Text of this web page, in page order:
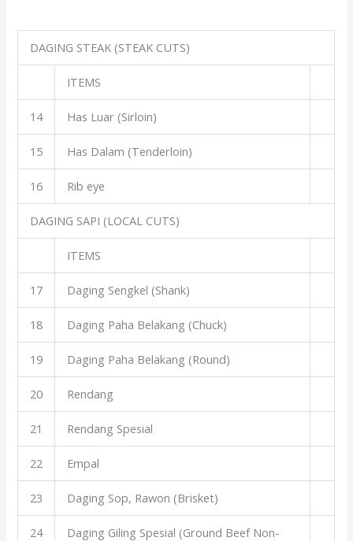
DAGING STEAK (STEAK CUTS)
ITEMS
14 Has Luar (Sirloin)
15 Has Dalam (Tenderloin)
16 Rib eye
DAGING SAPI (LOCAL CUTS)
ITEMS
17 Daging Sengkel (Shank)
18 Daging Paha Belakang (Chuck)
19 Daging Paha Belakang (Round)
20 Rendang
21 Rendang Spesial
22 Empal
23 Daging Sop, Rawon (Brisket)
24
Daging Giling Spesial (Ground Beef Non-